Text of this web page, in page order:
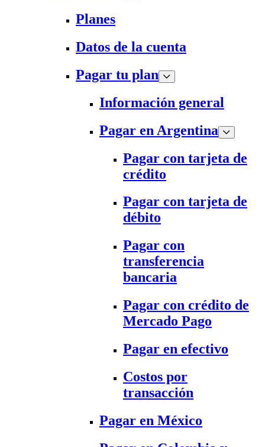
Planes
Datos de la cuenta
Pagar tu plan
Información general
Pagar en Argentina
Pagar con tarjeta de
crédito
Pagar con tarjeta de
débito
Pagar con
transferencia
bancaria
Pagar con crédito de
Mercado Pago
Pagar en efectivo
Costos por
transacción
Pagar en México